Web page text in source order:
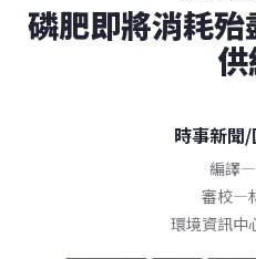
磷肥即將消耗
時事新聞/
編譯—
審校—
環境資訊中